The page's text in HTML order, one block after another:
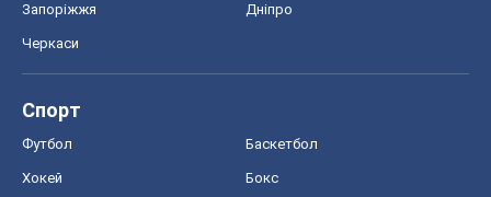
Запоріжжя Дніпро
Черкаси
Спорт
Футбол Баскетбол
Хокей Бокс